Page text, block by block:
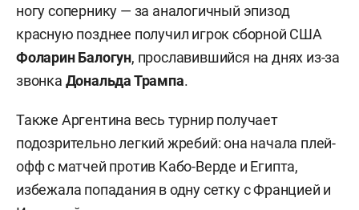
ногу сопернику — за аналогичный эпизод
красную позднее получил игрок сборной США
Фоларин Балогун, прославившийся на днях из-за
звонка Дональда Трампа.
Также Аргентина весь турнир получает
подозрительно легкий жребий: она начала плей-
офф с матчей против Кабо-Верде и Египта,
избежала попадания в одну сетку с Францией и